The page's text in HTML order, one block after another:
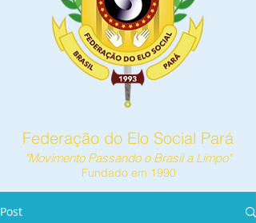
Federação do Elo Social Pará
"Movimento Passando o Brasil a Limpo"
Fundado em 1990
Post